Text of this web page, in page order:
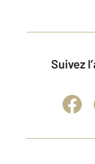
Suivez l’actualité immobilière et